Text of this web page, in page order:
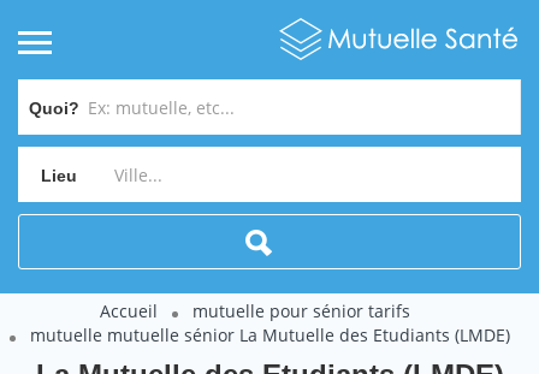
Quoi?
Lieu
Accueil
mutuelle pour sénior tarifs
mutuelle mutuelle sénior La Mutuelle des Etudiants (LMDE)